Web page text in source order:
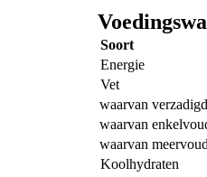
Soort
Energie
Vet
waarvan verzadigd
waarvan
waarvan
Koolhydraten